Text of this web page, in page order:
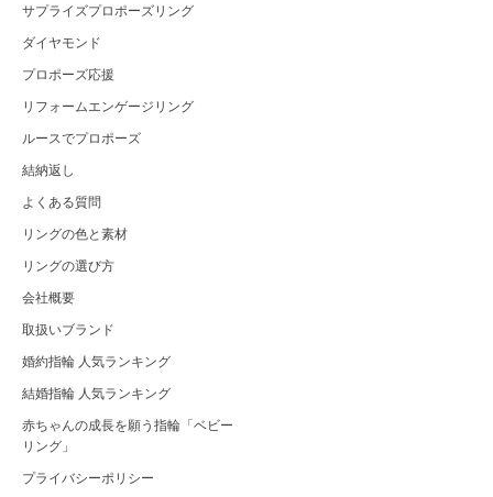
サプライズプロポーズリング
ダイヤモンド
プロポーズ応援
リフォームエンゲージリング
ルースでプロポーズ
結納返し
よくある質問
リングの色と素材
リングの選び方
会社概要
取扱いブランド
婚約指輪 人気ランキング
結婚指輪 人気ランキング
赤ちゃんの成長を願う指輪「ベビー
リング」
プライバシーポリシー